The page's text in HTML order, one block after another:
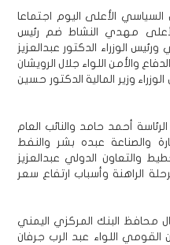
الأعلى اليوم اجتماعا
مهدي النشاط ضم رئيس
الوزراء الدكتور عبدالعزيز
والأمن اللواء جلال الرويشان
وزير المالية الدكتور حسين
أحمد حامد والنائب العام
والصناعة عبده بشر والنفط
والتعاون الدولي عبدالعزيز
الراهنة وأسباب ارتفاع سعر
محافظ البنك المركزي اليمني
اللواء عبد الرب جرفان